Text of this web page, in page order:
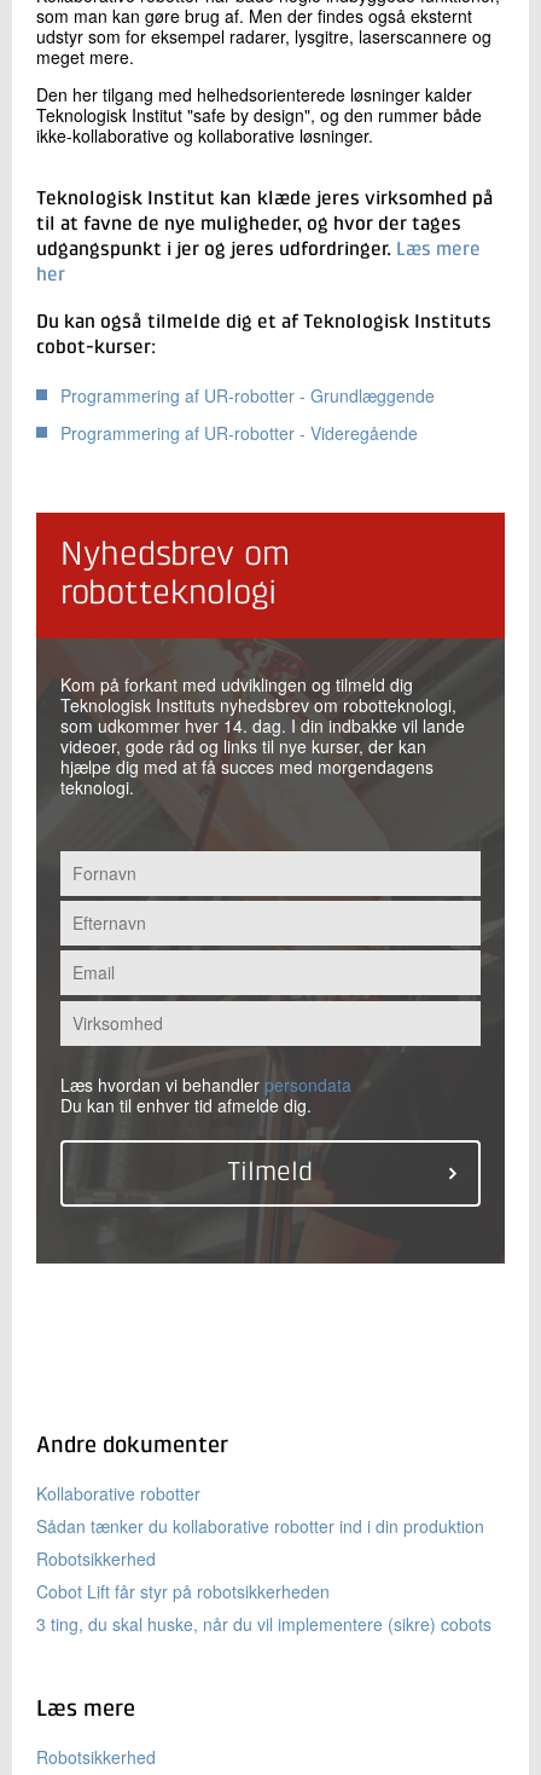
som man kan gøre brug af. Men der findes også eksternt
udstyr som for eksempel radarer, lysgitre, laserscannere og
meget mere.
Den her tilgang med helhedsorienterede løsninger kalder
Teknologisk Institut "safe by design", og den rummer både
ikke-kollaborative og kollaborative løsninger.
Teknologisk Institut kan klæde jeres virksomhed på
til at favne de nye muligheder, og hvor der tages
udgangspunkt i jer og jeres udfordringer. Læs mere
her
Du kan også tilmelde dig et af Teknologisk Instituts
cobot-kurser:
Programmering af UR-robotter - Grundlæggende
Programmering af UR-robotter - Videregående
Nyhedsbrev om
robotteknologi
Kom på forkant med udviklingen og tilmeld dig
Teknologisk Instituts nyhedsbrev om robotteknologi,
som udkommer hver 14. dag. I din indbakke vil lande
videoer, gode råd og links til nye kurser, der kan
hjælpe dig med at få succes med morgendagens
teknologi.
Læs hvordan vi behandler persondata
Du kan til enhver tid afmelde dig.
Andre dokumenter
Kollaborative robotter
Sådan tænker du kollaborative robotter ind i din produktion
Robotsikkerhed
Cobot Lift får styr på robotsikkerheden
3 ting, du skal huske, når du vil implementere (sikre) cobots
Læs mere
Robotsikkerhed